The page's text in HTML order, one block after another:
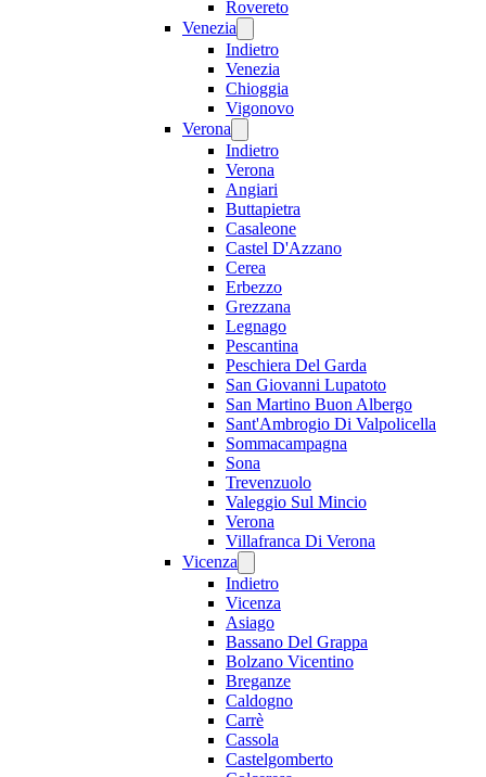
Rovereto
Venezia
Indietro
Venezia
Chioggia
Vigonovo
Verona
Indietro
Verona
Angiari
Buttapietra
Casaleone
Castel D'Azzano
Cerea
Erbezzo
Grezzana
Legnago
Pescantina
Peschiera Del Garda
San Giovanni Lupatoto
San Martino Buon Albergo
Sant'Ambrogio Di Valpolicella
Sommacampagna
Sona
Trevenzuolo
Valeggio Sul Mincio
Verona
Villafranca Di Verona
Vicenza
Indietro
Vicenza
Asiago
Bassano Del Grappa
Bolzano Vicentino
Breganze
Caldogno
Carrè
Cassola
Castelgomberto